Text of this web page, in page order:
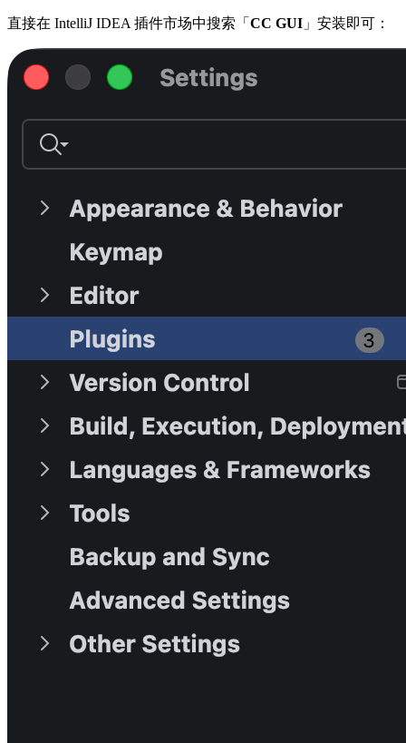
直接在 IntelliJ IDEA 插件市场中搜索「 CC GUI 」安装即可：